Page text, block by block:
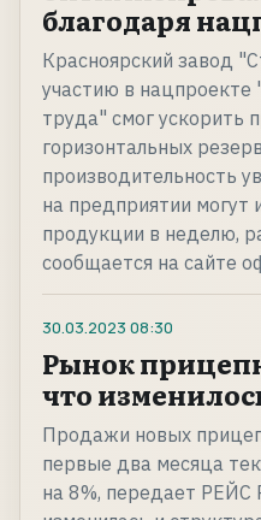
благодаря
Красноярский завод
участию в нацпроекте
труда" смог ускорить
горизонтальных
производительность
на предприятии могут
продукции в неделю,
сообщается на сайте
30.03.2023 08:30
Рынок
что
Продажи новых
первые два месяца
на 8%, передает РЕЙС